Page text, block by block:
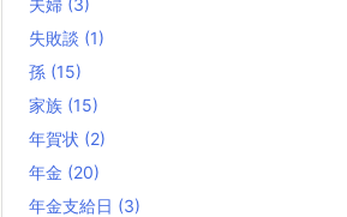
失敗談 (1)
孫 (15)
家族 (15)
年賀状 (2)
年金 (20)
年金支給日 (3)